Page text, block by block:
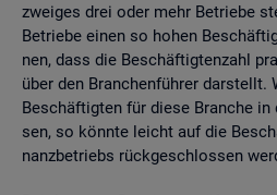
zwei­ges drei oder mehr Be­trie­be
Be­trie­be einen so hohen
nen, dass die Be­schäf­tig­ten­zahl
über den Bran­chen­füh­rer dar­stellt.
Be­schäf­tig­ten für diese Bran­che
sen, so könn­te leicht auf die
nanz­be­triebs rück­ge­schlos­sen